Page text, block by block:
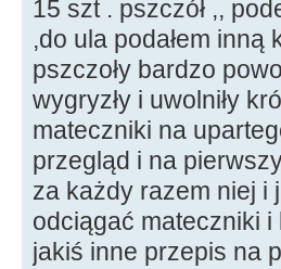
15 szt . pszczół ,,
,do ula podałem
pszczoły bardzo
wygryzły i uwolniły
mateczniki na
przegląd i na
za każdy razem niej i
odciągać mateczniki i
jakiś inne przepis na